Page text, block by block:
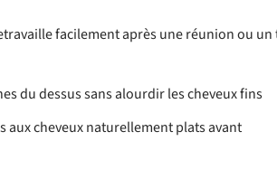
facilement après une réunion ou
du dessus sans alourdir les cheveux fins
aux cheveux naturellement plats avant